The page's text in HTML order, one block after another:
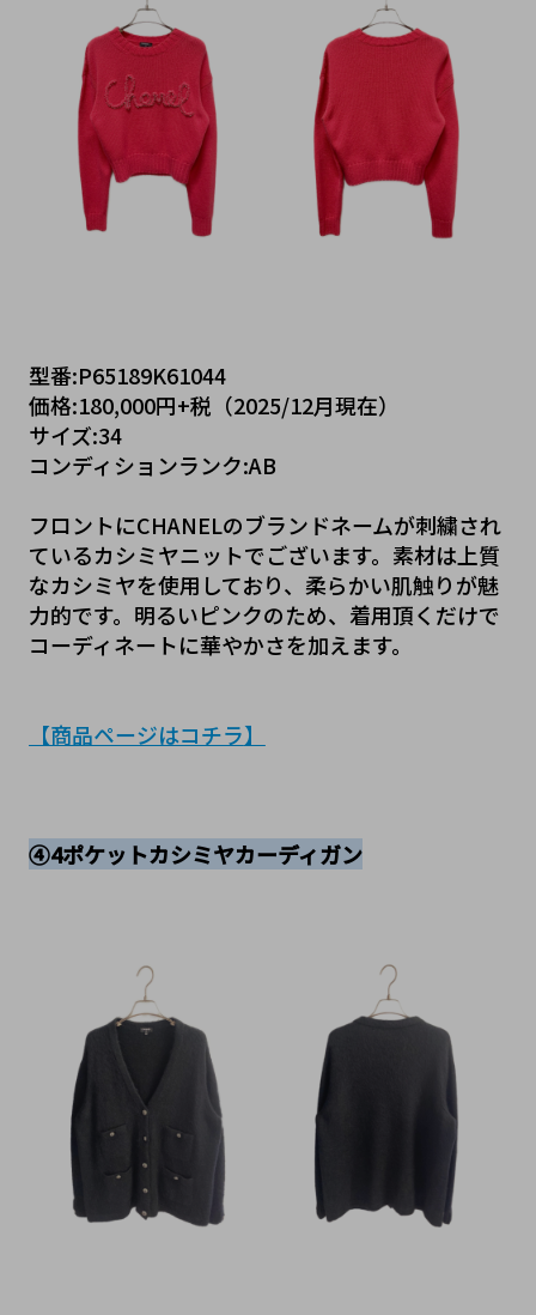
型番:P65189K61044
価格:180,000円+税（2025/12月現在）
サイズ:34
コンディションランク:AB
フロントにCHANELのブランドネームが刺繍され
ているカシミヤニットでございます。素材は上質
なカシミヤを使用しており、柔らかい肌触りが魅
力的です。明るいピンクのため、着用頂くだけで
コーディネートに華やかさを加えます。
【商品ページはコチラ】
④4ポケットカシミヤカーディガン